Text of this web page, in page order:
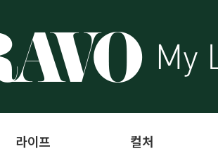
라이프 컬처